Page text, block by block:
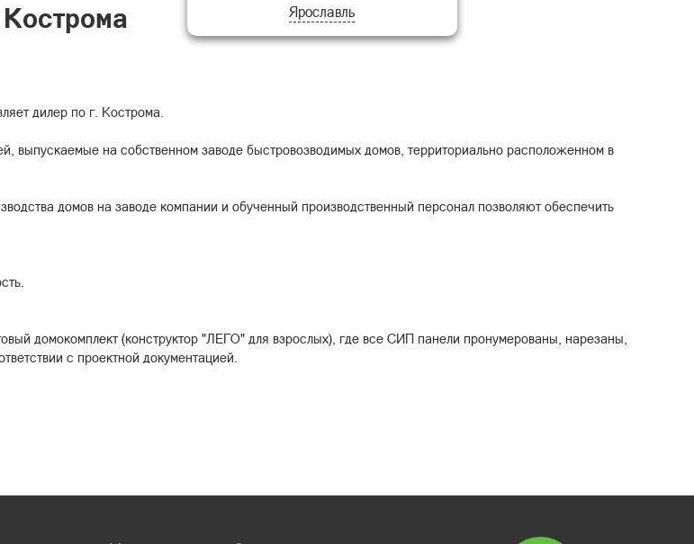
Ярославль
дилер по г. Кострома.
выпускаемые на собственном заводе быстровозводимых домов, территориально расположенном в
домов на заводе компании и обученный производственный персонал позволяют обеспечить
домокомплект (конструктор "ЛЕГО" для взрослых), где все СИП панели пронумерованы, нарезаны,
с проектной документацией.